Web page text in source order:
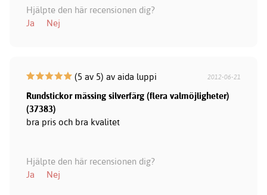
Hjälpte den här recensionen dig?
Ja
Nej
(5 av 5) av aida luppi 2012-06-21
Rundstickor mässing silverfärg (flera valmöjligheter)
(37383)
bra pris och bra kvalitet
Hjälpte den här recensionen dig?
Ja
Nej